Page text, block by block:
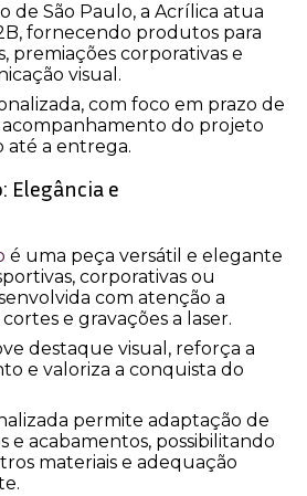
de São Paulo, a Acrílica atua
fornecendo produtos para
premiações corporativas e
visual.
com foco em prazo de
do projeto
até a entrega.
Elegância e
é uma peça versátil e elegante
corporativas ou
com atenção a
e gravações a laser.
destaque visual, reforça a
e valoriza a conquista do
permite adaptação de
e acabamentos, possibilitando
materiais e adequação